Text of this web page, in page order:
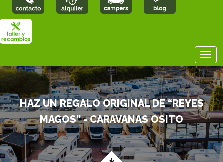
HAZ UN REGALO ORIGINAL DE “REYES
MAGOS” - CARAVANAS OSITO